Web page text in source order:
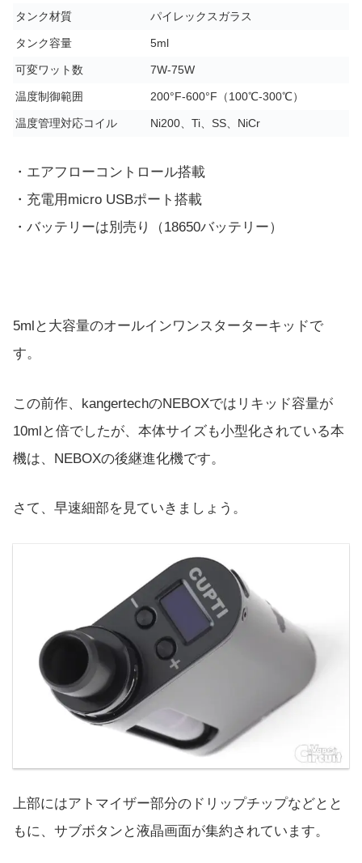
タンク材質 パイレックスガラス
タンク容量 5ml
可変ワット数 7W-75W
温度制御範囲 200°F-600°F（100℃-300℃）
温度管理対応コイル Ni200、Ti、SS、NiCr
・エアフローコントロール搭載
・充電用micro USBポート搭載
・バッテリーは別売り（18650バッテリー）
5mlと大容量のオールインワンスターターキッドで
す。
この前作、kangertechのNEBOXではリキッド容量が
10mlと倍でしたが、本体サイズも小型化されている本
機は、NEBOXの後継進化機です。
さて、早速細部を見ていきましょう。
上部にはアトマイザー部分のドリップチップなどとと
もに、サブボタンと液晶画面が集約されています。